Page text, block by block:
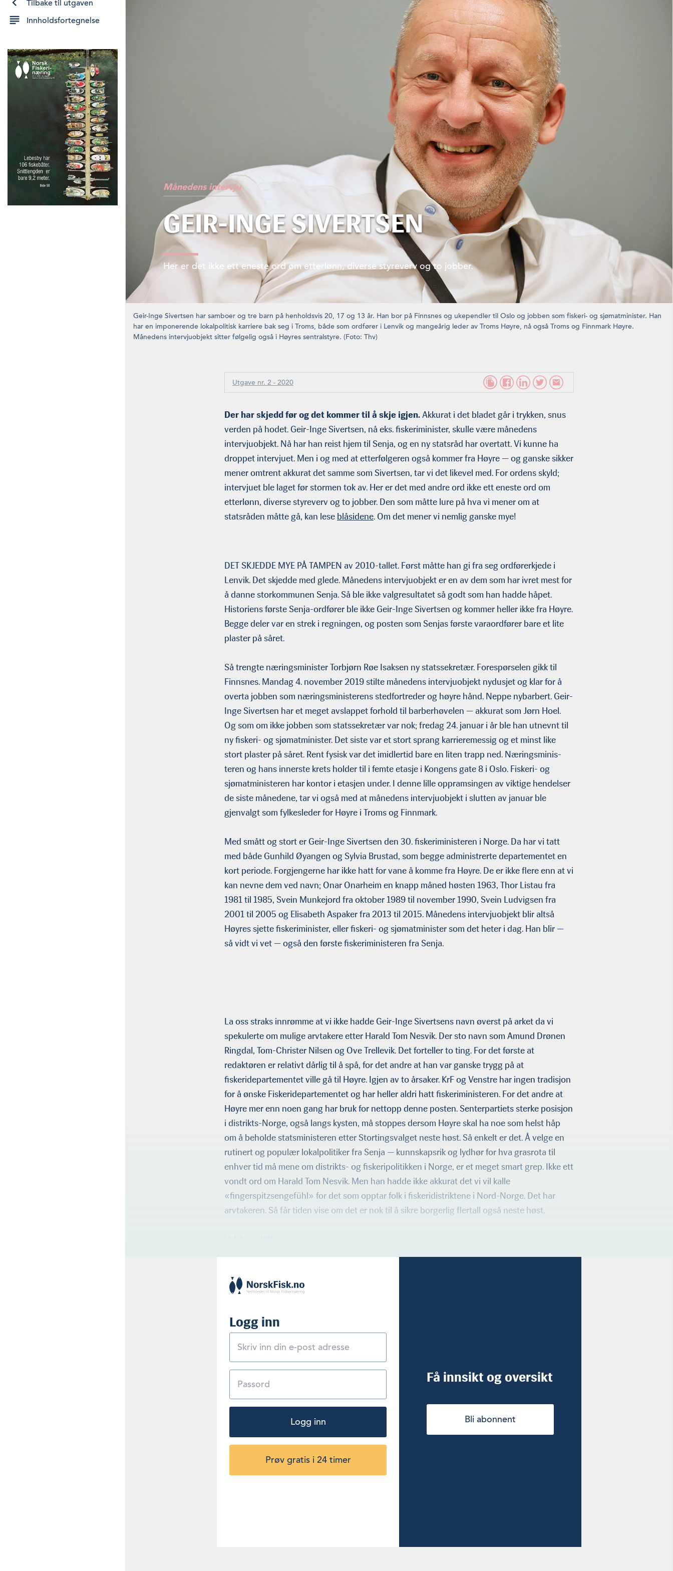
Tilbake til utgaven
Innholdsfortegnelse
Månedens intervju
GEIR-INGE SIVERTSEN
Her er det ikke ett eneste ord om etterlønn, diverse styreverv og to jobber.
Geir-Inge Sivertsen har samboer og tre barn på henholdsvis 20, 17 og 13 år. Han bor på Finnsnes og ukependler til Oslo og jobben som fiskeri- og sjømatminister. Han
har en imponerende lokalpoli­tisk karriere bak seg i Troms, både som ordfører i Lenvik og mangeårig leder av Troms Høyre, nå også Troms og Finnmark Høyre.
Månedens intervjuobjekt sitter følgelig også i Høyres sentral­styre. (Foto: Thv)
Utgave nr. 2 - 2020
Der har skjedd før og det kommer til å skje igjen.Akkurat i det bladet går i trykken, snus
verden på hodet. Geir-Inge Sivertsen, nå eks. fiskeriminister, skulle være månedens
intervjuobjekt. Nå har han reist hjem til Senja, og en ny statsråd har overtatt. Vi kunne ha
droppet intervjuet. Men i og med at etterfølgeren også kommer fra Høyre — og ganske sikker
mener omtrent akkurat det samme som Sivertsen, tar vi det likevel med. For ordens skyld;
intervjuet ble laget før stormen tok av. Her er det med andre ord ikke ett eneste ord om
etterlønn, diverse styreverv og to jobber. Den som måtte lure på hva vi mener om at
statsråden måtte gå, kan lese blåsidene. Om det mener vi nemlig ganske mye!
DET SKJEDDE MYE PÅ TAMPEN av 2010-tallet. Først måtte han gi fra seg ordførerkjede i
Lenvik. Det skjedde med glede. Månedens intervjuobjekt er en av dem som har ivret mest for
å danne storkommunen Senja. Så ble ikke valgresultatet så godt som han hadde håpet.
Historiens første Senja-ordfører ble ikke Geir-Inge Sivertsen og kommer heller ikke fra Høyre.
Begge deler var en strek i regningen, og posten som Senjas første varaordfører bare et lite
plaster på såret.
Så trengte næringsminister Torbjørn Røe Isaksen ny statssekretær. Forespørselen gikk til
Finnsnes. Mandag 4. november 2019 stilte månedens intervjuobjekt nydusjet og klar for å
overta jobben som næringsministerens stedfortreder og høyre hånd. Neppe nybarbert. Geir-
Inge Sivertsen har et meget avslappet forhold til barberhøvelen — akkurat som Jørn Hoel.
Og som om ikke jobben som statssekretær var nok; fredag 24. januar i år ble han utnevnt til
ny fiskeri- og sjømatminister. Det siste var et stort sprang karrieremessig og et minst like
stort plaster på såret. Rent fysisk var det imidlertid bare en liten trapp ned. Næringsminis­
teren og hans innerste krets holder til i femte etasje i Kongens gate 8 i Oslo. Fiskeri- og
sjømatministeren har kontor i etasjen under. I denne lille oppramsingen av viktige hendelser
de siste månedene, tar vi også med at månedens intervjuobjekt i slutten av januar ble
gjenvalgt som fylkesleder for Høyre i Troms og Fin­nmark.
Med smått og stort er Geir-Inge Sivertsen den 30. fiskeriminis­teren i Norge. Da har vi tatt
med både Gunhild Øyangen og Sylvia Brustad, som begge administrerte departementet en
kort periode. Forgjengerne har ikke hatt for vane å komme fra Høyre. De er ikke flere enn at vi
kan nevne dem ved navn; Onar Onarheim en knapp måned høsten 1963, Thor Listau fra
1981 til 1985, Svein Munkejord fra oktober 1989 til november 1990, Svein Ludvigsen fra
2001 til 2005 og Elisabeth Aspaker fra 2013 til 2015. Månedens intervjuob­jekt blir altså
Høyres sjette fiskeriminister, eller fiskeri- og sjømatminister som det heter i dag. Han blir —
så vidt vi vet — også den første fiskeriministeren fra Senja.
La oss straks innrømme at vi ikke hadde Geir-Inge Sivertsens navn øverst på arket da vi
spekulerte om mulige arvtakere etter Harald Tom Nesvik. Der sto navn som Amund Drønen
Ringdal, Tom-Christer Nilsen og Ove Trellevik. Det forteller to ting. For det første at
redaktøren er relativt dårlig til å spå, for det andre at han var ganske trygg på at
fiskeridepartementet ville gå til Høyre. Igjen av to årsaker. KrF og Venstre har ingen tradisjon
for å ønske Fiskeridepartementet og har heller aldri hatt fiskeriministeren. For det andre at
Høyre mer enn noen gang har bruk for nettopp denne posten. Senterpartiets sterke posisjon
i distrikts-Norge, også langs kysten, må stoppes dersom Høyre skal ha noe som helst håp
om å beholde statsministeren etter Stortingsvalget neste høst. Så enkelt er det. Å velge en
rutinert og populær lokalpoli­tiker fra Senja — kunnskapsrik og lydhør for hva grasrota til
enhver tid må mene om distrikts- og fiskeripolitikken i Norge, er et meget smart grep. Ikke ett
vondt ord om Harald Tom Nesvik. Men han hadde ikke akkurat det vi vil kalle
«fingerspitzsengefühl» for det som opptar folk i fiskeridistriktene i Nord-Norge. Det har
arvtakeren. Så får tiden vise om det er nok til å sikre borgerlig flertall også neste høst.
Logg inn
Logg inn
Prøv gratis i 24 timer
Få innsikt og oversikt
Bli abonnent